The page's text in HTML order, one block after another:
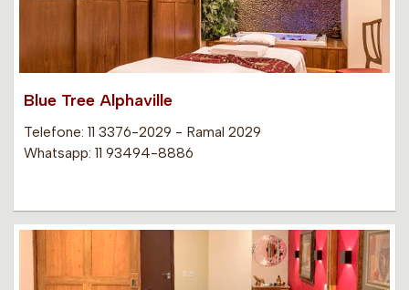
Blue Tree Alphaville
Telefone: 11 3376-2029 - Ramal 2029
Whatsapp: 11 93494-8886